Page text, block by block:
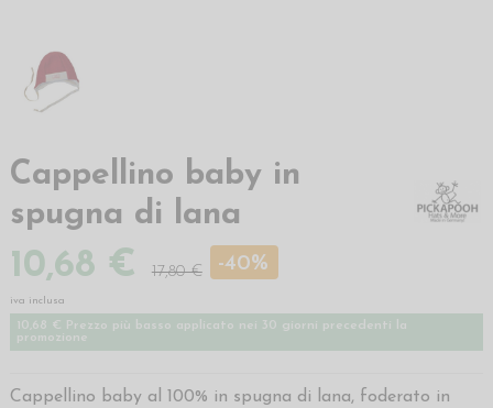
Cappellino baby in
spugna di lana
10,68 € 17,80 € -40%
iva inclusa
10,68 € Prezzo più basso applicato nei 30 giorni precedenti la
promozione
Cappellino baby al 100% in spugna di lana, foderato in